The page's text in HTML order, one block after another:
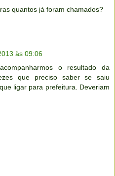
quantos já foram chamados?
às 09:06
o resultado da
que preciso saber se saiu
ligar para prefeitura. Deveriam